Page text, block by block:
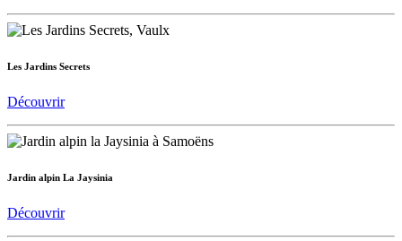
Les Jardins Secrets
Découvrir
Jardin alpin La Jaysinia
Découvrir